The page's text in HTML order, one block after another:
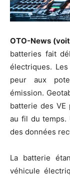
OTO-News
batteries fait
électriques.
peur aux
émission.
batterie des VE
au fil du temps.
des données
La batterie
véhicule